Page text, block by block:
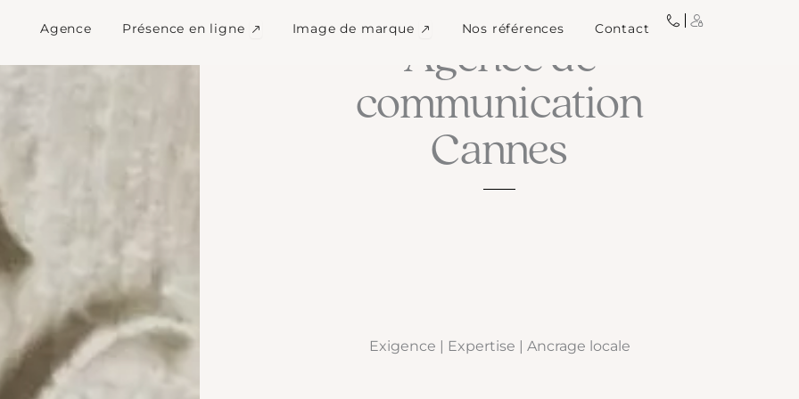
Agence Présence en ligne Ouvrir Présence en ligne
Image de marque Ouvrir Image de marque
Nos références Contact
L'AGENCE À TAILLE HUMAINE
Agence de
communication
Cannes
Exigence | Expertise | Ancrage locale